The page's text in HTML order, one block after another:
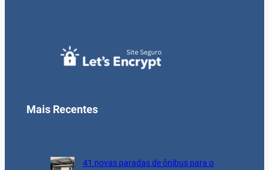
Mais Recentes
41 novas paradas de ônibus para o